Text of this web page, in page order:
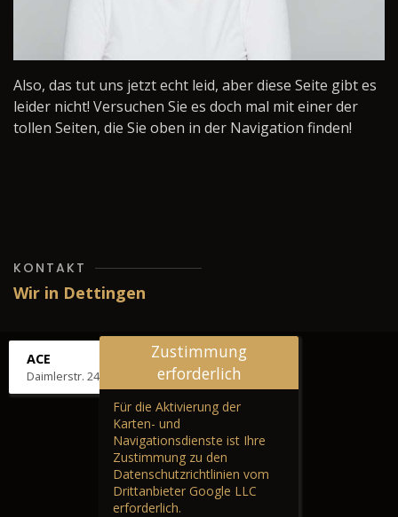
Also, das tut uns jetzt echt leid, aber diese Seite gibt es
leider nicht! Versuchen Sie es doch mal mit einer der
tollen Seiten, die Sie oben in der Navigation finden!
KONTAKT
Wir in Dettingen
ACE
Daimlerstr. 24, 72581 Dettingen
Zustimmung
erforderlich
Für die Aktivierung der
Karten- und
Navigationsdienste ist Ihre
Zustimmung zu den
Datenschutzrichtlinien vom
Drittanbieter Google LLC
erforderlich.